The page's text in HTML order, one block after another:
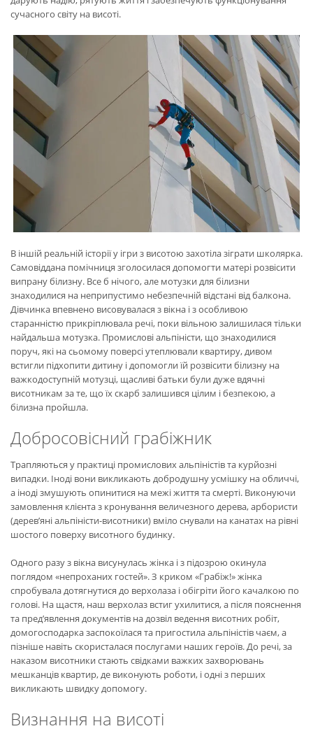
сучасного світу на висоті.
В іншій реальній історії у ігри з висотою захотіла зіграти школярка.
Самовіддана помічниця зголосилася допомогти матері розвісити
випрану білизну. Все б нічого, але мотузки для білизни
знаходилися на неприпустимо небезпечній відстані від балкона.
Дівчинка впевнено висовувалася з вікна і з особливою
старанністю прикріплювала речі, поки вільною залишилася тільки
найдальша мотузка. Промислові альпіністи, що знаходилися
поруч, які на сьомому поверсі утеплювали квартиру, дивом
встигли підхопити дитину і допомогли їй розвісити білизну на
важкодоступній мотузці, щасливі батьки були дуже вдячні
висотникам за те, що їх скарб залишився цілим і безпекою, а
білизна пройшла.
Добросовісний грабіжник
Трапляються у практиці промислових альпіністів та курйозні
випадки. Іноді вони викликають добродушну усмішку на обличчі,
а іноді змушують опинитися на межі життя та смерті. Виконуючи
замовлення клієнта з кронування величезного дерева, арбористи
(дерев’яні альпіністи-висотники) вміло снували на канатах на рівні
шостого поверху висотного будинку.
Одного разу з вікна висунулась жінка і з підозрою окинула
поглядом «непроханих гостей». З криком «Грабіж!» жінка
спробувала дотягнутися до верхолаза і обігріти його качалкою по
голові. На щастя, наш верхолаз встиг ухилитися, а після пояснення
та пред’явлення документів на дозвіл ведення висотних робіт,
домогосподарка заспокоїлася та пригостила альпіністів чаєм, а
пізніше навіть скористалася послугами наших героїв. До речі, за
наказом висотники стають свідками важких захворювань
мешканців квартир, де виконують роботи, і одні з перших
викликають швидку допомогу.
Визнання на висоті